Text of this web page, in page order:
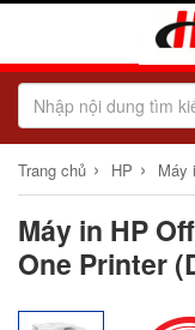
Trang chủ › HP › Máy
Máy in HP
One Printer